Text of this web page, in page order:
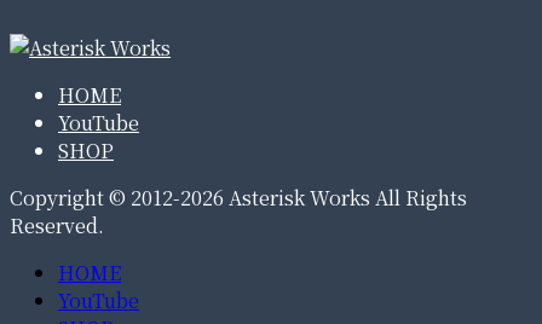
HOME
YouTube
SHOP
Copyright © 2012-2026 Asterisk Works All Rights
Reserved.
HOME
YouTube